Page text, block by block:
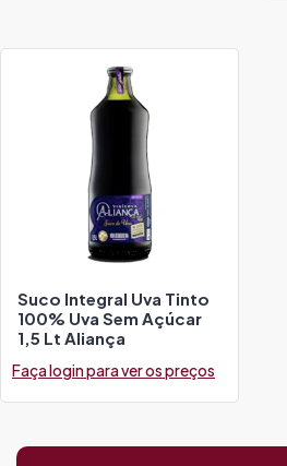
Suco Integral Uva Tinto
100% Uva Sem Açúcar
1,5 Lt Aliança
Faça login para ver os preços